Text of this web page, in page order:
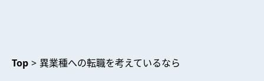
Top > 異業種への転職を考えているなら